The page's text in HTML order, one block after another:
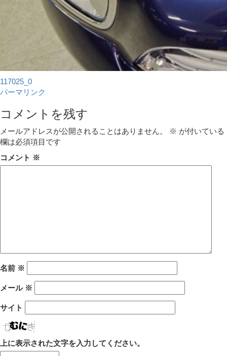
117025_0
パーマリンク
コメントを残す
メールアドレスが公開されることはありません。 ※ が付いている
欄は必須項目です
コメント ※
名前 ※
メール ※
サイト
上に表示された文字を入力してください。